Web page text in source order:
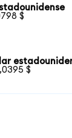
$
$